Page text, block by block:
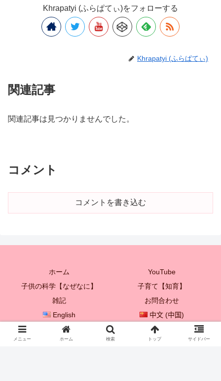
Khrapatyi (ふらぱてぃ)をフォローする
Khrapatyi (ふらぱてぃ)
関連記事
関連記事は見つかりませんでした。
コメント
コメントを書き込む
ホーム
YouTube
子供の科学【なぜなに】
子育て【知育】
雑記
お問合わせ
English
中文 (中国)
한국어
メニュー ホーム 検索 トップ サイドバー